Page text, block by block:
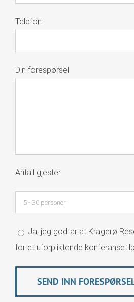
Telefon
Din forespørsel
Antall gjester
Ja, jeg godtar at Kragerø
for et uforpliktende